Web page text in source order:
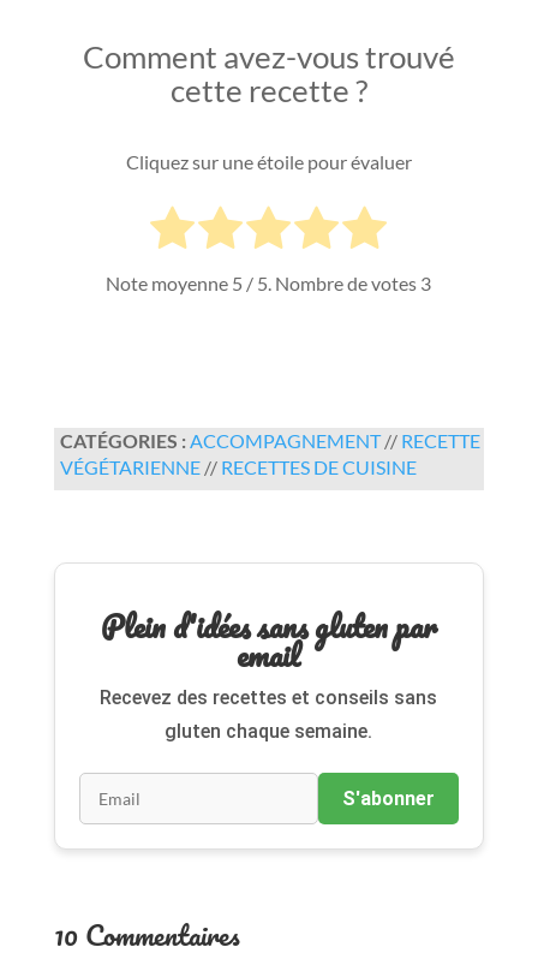
Comment avez-vous trouvé
cette recette ?
Cliquez sur une étoile pour évaluer
Note moyenne 5 / 5. Nombre de votes 3
CATÉGORIES : ACCOMPAGNEMENT// RECETTE
VÉGÉTARIENNE// RECETTES DE CUISINE
Plein d'idées sans gluten par
email
Recevez des recettes et conseils sans
gluten chaque semaine.
S'abonner
10 Commentaires